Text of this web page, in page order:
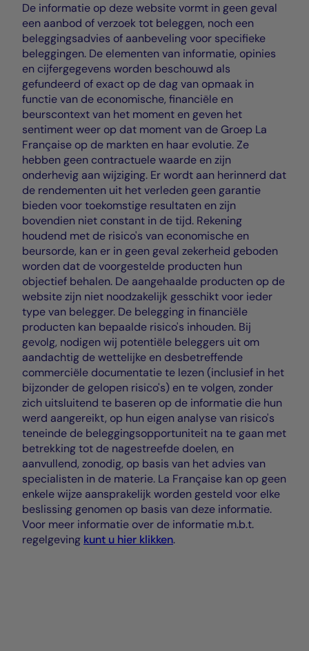
De informatie op deze website vormt in geen geval
een aanbod of verzoek tot beleggen, noch een
beleggingsadvies of aanbeveling voor specifieke
beleggingen. De elementen van informatie, opinies
en cijfergegevens worden beschouwd als
gefundeerd of exact op de dag van opmaak in
functie van de economische, financiële en
beurscontext van het moment en geven het
sentiment weer op dat moment van de Groep La
Française op de markten en haar evolutie. Ze
hebben geen contractuele waarde en zijn
onderhevig aan wijziging. Er wordt aan herinnerd dat
de rendementen uit het verleden geen garantie
bieden voor toekomstige resultaten en zijn
bovendien niet constant in de tijd. Rekening
houdend met de risico's van economische en
beursorde, kan er in geen geval zekerheid geboden
worden dat de voorgestelde producten hun
objectief behalen. De aangehaalde producten op de
website zijn niet noodzakelijk gesschikt voor ieder
type van belegger. De belegging in financiële
producten kan bepaalde risico's inhouden. Bij
gevolg, nodigen wij potentiële beleggers uit om
aandachtig de wettelijke en desbetreffende
commerciële documentatie te lezen (inclusief in het
bijzonder de gelopen risico's) en te volgen, zonder
zich uitsluitend te baseren op de informatie die hun
werd aangereikt, op hun eigen analyse van risico's
teneinde de beleggingsopportuniteit na te gaan met
betrekking tot de nagestreefde doelen, en
aanvullend, zonodig, op basis van het advies van
specialisten in de materie. La Française kan op geen
enkele wijze aansprakelijk worden gesteld voor elke
beslissing genomen op basis van deze informatie.
Voor meer informatie over de informatie m.b.t.
regelgeving kunt u hier klikken.